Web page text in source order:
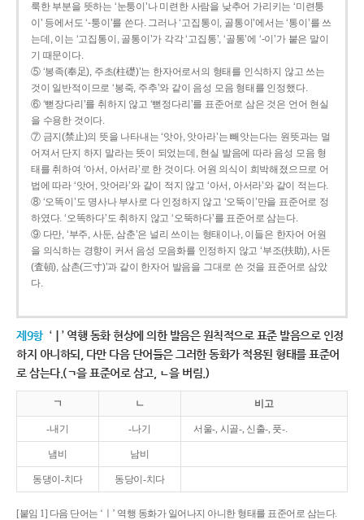
룩한 부분을 뜻하는 ‘눈퉁이’나 미련한 사람을 낮추어 가리키는 ‘미련퉁
이’ 등에서도 ‘-퉁이’를 쓴다. 그러나 ‘고집통이, 골통이’에서는 ‘통이’를 쓰
는데, 이는 ‘고집통이, 골통이’가 각각 ‘고집통’, ‘골통’에 ‘-이’가 붙은 말이
기 때문이다.
⑤ ‘봉족(奉足), 주초(柱礎)’는 한자어로서의 형태를 인식하지 않고 쓰는
것이 일반적이므로 ‘봉죽, 주추’와 같이 음성 모음 형태를 인정했다.
⑥ ‘뻗장다리’를 취하지 않고 ‘뻗정다리’를 표준어로 삼은 것은 언어 현실
을 수용한 것이다.
⑦ 금지(禁止)의 뜻을 나타내는 ‘앗아, 앗아라’는 빼앗는다는 원뜻과는 멀
어져서 단지 하지 말라는 뜻이 되었는데, 현실 발음에 따라 음성 모음 형
태를 취하여 ‘아서, 아서라’로 한 것이다. 어원 의식이 희박해졌으므로 어
법에 따라 ‘앗어, 앗어라’와 같이 적지 않고 ‘아서, 아서라’와 같이 적는다.
⑧ ‘오똑이’도 명사나 부사로 다 인정하지 않고 ‘오뚝이’만을 표준어로 정
하였다. ‘오똑하다’도 취하지 않고 ‘오뚝하다’를 표준어로 삼는다.
⑨ 다만, ‘부주, 사둔, 삼춘’은 널리 쓰이는 형태이나, 이들은 한자어 어원
을 의식하는 경향이 커서 음성 모음화를 인정하지 않고 ‘부조(扶助), 사돈
(査頓), 삼촌(三寸)’과 같이 한자어 발음을 그대로 쓴 것을 표준어로 삼았
다.
제9항 ‘ㅣ’ 역행 동화 현상에 의한 발음은 원칙적으로 표준 발음으로 인정
하지 아니하되, 다만 다음 단어들은 그러한 동화가 적용된 형태를 표준어
로 삼는다.(ㄱ을 표준어로 삼고, ㄴ을 버림.)
ㄱ ㄴ 비고
-내기 -나기 서울-, 시골-, 신출-, 풋-.
냄비 남비
동댕이-치다 동당이-치다
[붙임 1] 다음 단어는 ‘ㅣ’ 역행 동화가 일어나지 아니한 형태를 표준어로 삼는다.